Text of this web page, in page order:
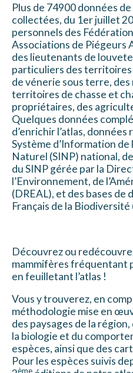
Plus de 74900 données
collectées, du 1er juillet
personnels des
Associations de Piégeurs
des lieutenants de
particuliers des territoires
de vénerie sous terre, des
territoires de chasse et
propriétaires, des
Quelques données
d’enrichir l’atlas,
Système d’Information
Naturel (SINP) national,
du SINP gérée par la
l’Environnement, de
(DREAL), et des bases de
Français de la Biodiversité
Découvrez ou
mammifères fréquentant
en feuilletant l’atlas !
Vous y trouverez, en
méthodologie mise en
des paysages de la
la biologie et du
espèces, ainsi que des
Pour les espèces suivis
ème